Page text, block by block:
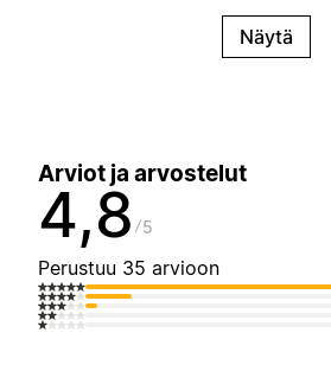
Näytä
Arviot ja arvostelut
4,8 5
Perustuu 35 arvioon